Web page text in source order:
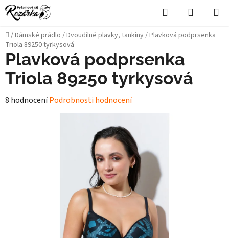
Přejít
na
obsah
Hledat
KOŠÍK
Domů
/Dámské prádlo/Dvoudílné plavky, tankiny/Plavková podprsenka
Triola 89250 tyrkysová
Plavková podprsenka
Triola 89250 tyrkysová
Průměrné
8 hodnoceníPodrobnosti hodnocení